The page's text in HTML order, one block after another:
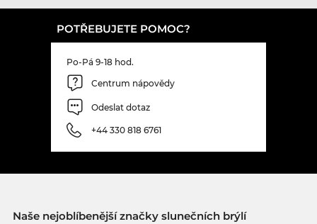
POTŘEBUJETE POMOC?
Po-Pá 9-18 hod.
Centrum nápovědy
Odeslat dotaz
+44 330 818 6761
Naše nejoblíbenější značky slunečních brýlí